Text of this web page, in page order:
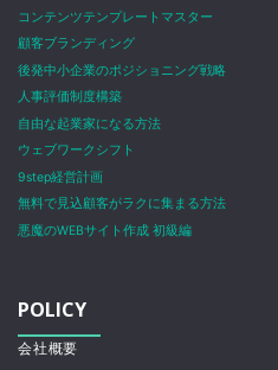
コンテンツテンプレートマスター
顧客ブランディング
後発中小企業のポジショニング戦略
人事評価制度構築
自由な起業家になる方法
ウェブワークシフト
9step経営計画
無料で見込顧客がラクに集まる方法
悪魔のWEBサイト作成 初級編
POLICY
会社概要